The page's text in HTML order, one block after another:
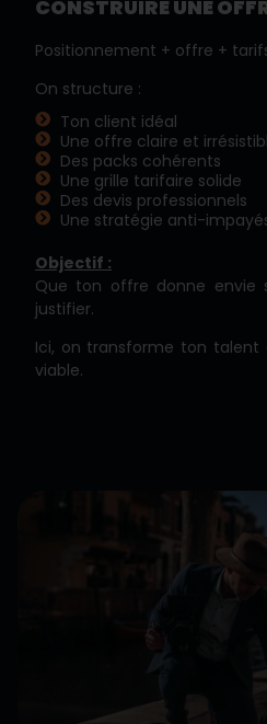
CONSTRUIRE UNE
Positionnement + offre +
On structure :
Ton client idéal
Une offre claire et
Des packs cohérents
Une grille tarifaire solide
Des devis professionnels
Une stratégie anti-
Objectif :
Que ton offre donne envie
justifier.
Ici, on transforme ton talent
viable.